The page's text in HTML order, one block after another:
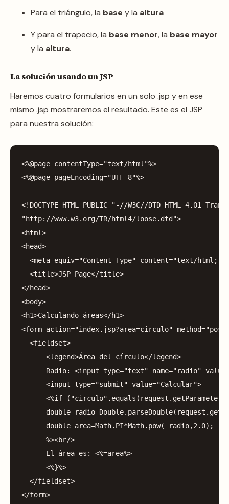
Para el triángulo, la base y la altura
Y para el trapecio, la base menor, la base mayor
y la altura.
La solución usando un JSP
Haremos cuatro formularios en un solo .jsp y en ese
mismo .jsp mostraremos el resultado. Este es el JSP
para nuestra solución:
<%@page contentType="text/html"%>
<%@page pageEncoding="UTF-8"%>
<! DOCTYPE HTML PUBLIC
"-//W3C//DTD HTML 4.01
"http://www.w3.org/TR/html4/loose.dtd">
<html>
<head>
<meta equiv="Content-Type" content="text/html;
<title>JSP Page</title>
</head>
<body>
<h1>Calculando áreas</h1>
<form action="index.jsp?area=circulo" method=
<fieldset>
<legend>Área del círculo</legend>
Radio:
<input type="text" name="radio" value
<input type="submit" value="Calcular">
<%if ( "circulo" . equals ( request . getParameter
double
radio=Double. parseDouble( request .
double area=Math. PI*Math. pow( radio,2.0);
%><br/>
El
área es: <%=area%>
<%}%>
</fieldset>
</form>